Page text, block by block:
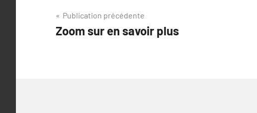
Navigation
de
Publication précédente
Zoom sur en savoir plus